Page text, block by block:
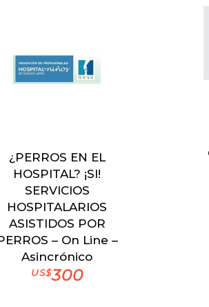
¿PERROS EN EL
HOSPITAL? ¡SI!
SERVICIOS
HOSPITALARIOS
ASISTIDOS POR
– On Line –
Asincrónico
US$300